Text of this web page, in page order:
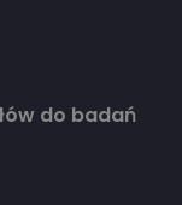
do badań